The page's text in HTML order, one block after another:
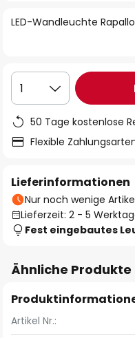
LED-Wandleuchte
1
50 Tage kostenlose
Flexible
Lieferinformationen
Nur noch wenige
Lieferzeit: 2 - 5
Fest eingebautes
Ähnliche
Artikel Nr.: